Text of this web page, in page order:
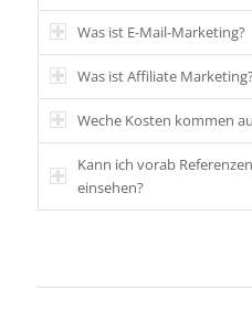
Was ist E-Mail-Marketing?
Was ist Affiliate Marketing?
Weche Kosten kommen
Kann ich vorab
einsehen?